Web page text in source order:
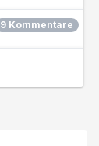
9 Kommentare